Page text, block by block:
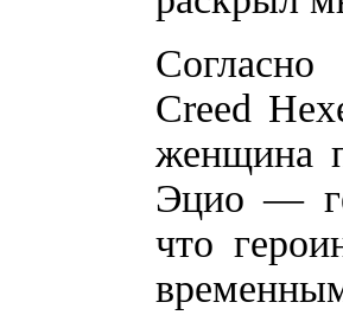
Creed
женщина
Эцио —
что